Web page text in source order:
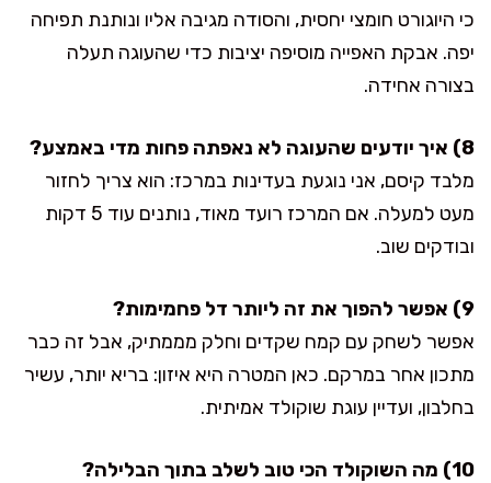
כי היוגורט חומצי יחסית, והסודה מגיבה אליו ונותנת תפיחה
יפה. אבקת האפייה מוסיפה יציבות כדי שהעוגה תעלה
בצורה אחידה.
8) איך יודעים שהעוגה לא נאפתה פחות מדי באמצע?
מלבד קיסם, אני נוגעת בעדינות במרכז: הוא צריך לחזור
מעט למעלה. אם המרכז רועד מאוד, נותנים עוד 5 דקות
ובודקים שוב.
9) אפשר להפוך את זה ליותר דל פחמימות?
אפשר לשחק עם קמח שקדים וחלק מממתיק, אבל זה כבר
מתכון אחר במרקם. כאן המטרה היא איזון: בריא יותר, עשיר
בחלבון, ועדיין עוגת שוקולד אמיתית.
10) מה השוקולד הכי טוב לשלב בתוך הבלילה?